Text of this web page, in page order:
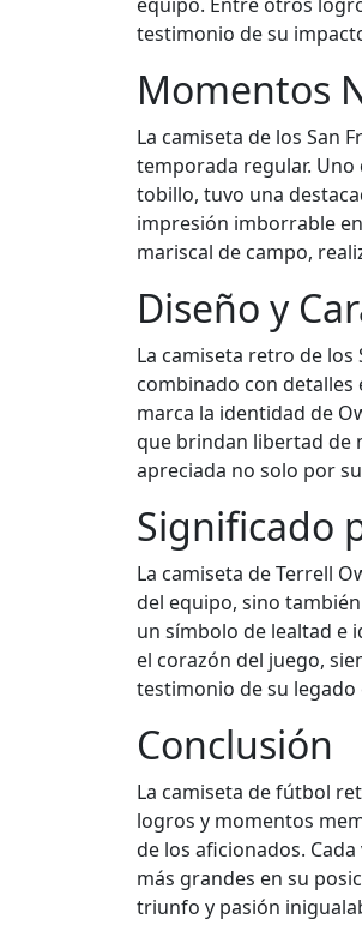
testimonio de su
Momentos
La camiseta de los San
temporada regular. Uno
tobillo, tuvo una
impresión imborrable
mariscal de campo,
Diseño y
La camiseta retro de
combinado con detalles
marca la identidad de
que brindan libertad de
apreciada no solo por
Significado
La camiseta de Terrell
del equipo, sino
un símbolo de lealtad e
el corazón del juego,
testimonio de su
Conclusión
La camiseta de fútbol
logros y momentos
de los aficionados.
más grandes en su
triunfo y pasión